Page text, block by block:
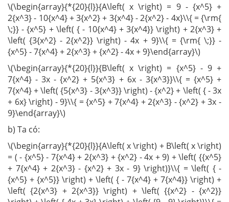
\(\begin{array}{*{20}{l}}{A\left( x \right) = 9 - {x^5} +
2{x^3} - 10{x^4} + 3{x^2} + 3{x^4} - 2{x^2} - 4x}\\{ = {\rm{
\;}} - {x^5} + \left( { - 10{x^4} + 3{x^4}} \right) + 2{x^3} +
\left( {3{x^2} - 2{x^2}} \right) - 4x + 9}\\{ = {\rm{ \;}} -
{x^5} - 7{x^4} + 2{x^3} + {x^2} - 4x + 9}\end{array}\)
\(\begin{array}{*{20}{l}}{B\left( x \right) = {x^5} - 9 +
7{x^4} - 3x - {x^2} + 5{x^3} + 6x - 3{x^3}}\\{ = {x^5} +
7{x^4} + \left( {5{x^3} - 3{x^3}} \right) - {x^2} + \left( { - 3x
+ 6x} \right) - 9}\\{ = {x^5} + 7{x^4} + 2{x^3} - {x^2} + 3x -
9}\end{array}\)
b) Ta có:
\(\begin{array}{*{20}{l}}{A\left( x \right) + B\left( x \right)
= ( - {x^5} - 7{x^4} + 2{x^3} + {x^2} - 4x + 9) + \left( {{x^5}
+ 7{x^4} + 2{x^3} - {x^2} + 3x - 9} \right)}\\{ = \left( { -
{x^5} + {x^5}} \right) + \left( { - 7{x^4} + 7{x^4}} \right) +
\left( {2{x^3} + 2{x^3}} \right) + \left( {{x^2} - {x^2}}